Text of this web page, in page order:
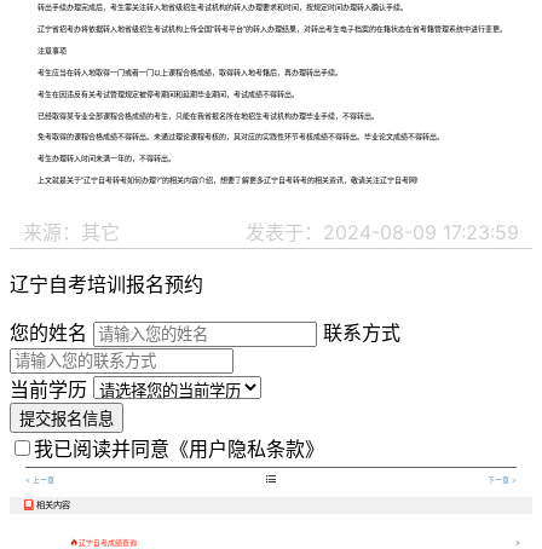
转出手续办理完成后，考生需关注转入地省级招生考试机构的转入办理要求和时间，按规定时间办理转入确认手续。
辽宁省招考办将依据转入地省级招生考试机构上传全国“转考平台”的转入办理结果，对转出考生电子档案的在籍状态在省考籍管理系统中进行变更。
注意事项
考生应当在转入地取得一门或者一门以上课程合格成绩，取得转入地考籍后，再办理转出手续。
考生在因违反有关考试管理规定被停考期间和延期毕业期间，考试成绩不得转出。
已经取得某专业全部课程合格成绩的考生，只能在我省报名所在地招生考试机构办理毕业手续，不得转出。
免考取得的课程合格成绩不得转出。未通过理论课程考核的，其对应的实践性环节考核成绩不得转出。毕业论文成绩不得转出。
考生办理转入时间未满一年的，不得转出。
上文就是关于“辽宁自考转考如何办理?”的相关内容介绍，想要了解更多辽宁自考转考的相关资讯，敬请关注辽宁自考网!
来源：其它 发表于：2024-08-09 17:23:59
辽宁自考培训报名预约
您的姓名
联系方式
当前学历
提交报名信息
我已阅读并同意 《用户隐私条款》
< 上一章  下一章 >
相关内容
辽宁自考成绩查询